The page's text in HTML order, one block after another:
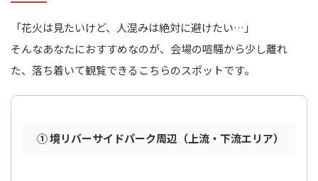
「花火は見たいけど、人混みは絶対に避けたい…」
そんなあなたにおすすめなのが、会場の喧騒から少し離れ
た、落ち着いて観覧できるこちらのスポットです。
① 境リバーサイドパーク周辺（上流・下流エリア）